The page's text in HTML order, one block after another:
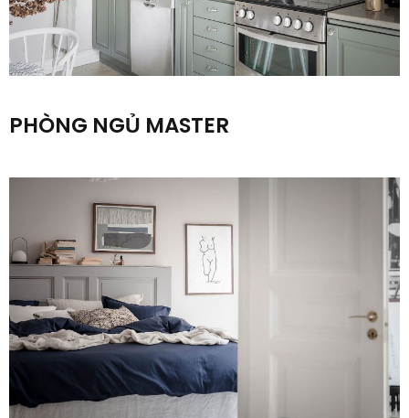
PHÒNG NGỦ MASTER